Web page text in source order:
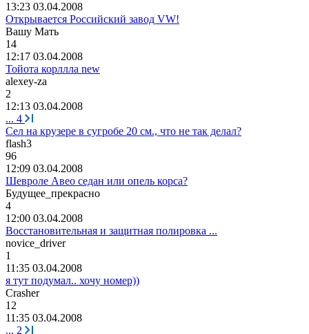
13:23 03.04.2008
Открывается Российский завод VW!
Baшу Maть
14
12:17 03.04.2008
Тойота корллла new
alexey-zа
2
12:13 03.04.2008
... 4
Cел на крузере в сугробе 20 см., что не так делал?
flash3
96
12:09 03.04.2008
Шевроле Авео седан или опель корса?
Будущее прекрасно
4
12:00 03.04.2008
Восстановительная и защитная полировка ...
novice_driver
1
11:35 03.04.2008
я тут подумал.. хочу номер))
Crasher
12
11:35 03.04.2008
... 2